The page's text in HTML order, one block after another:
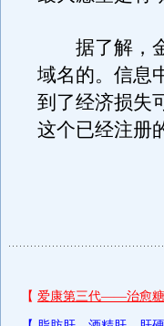
据了解，金
域名的。信息
到了经济损失
这个已经注册